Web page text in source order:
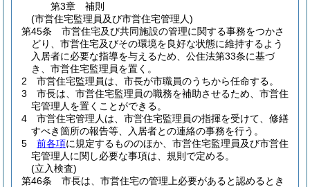
第3章
補則
(市営住宅監理員及び市営住宅管理人)
第45条
市営住宅及び共同施設の管理に関する事務をつかさ
どり、市営住宅及びその環境を良好な状態に維持するよう
入居者に必要な指導を与えるため、公住法第33条に基づ
き、市営住宅監理員を置く。
2
市営住宅監理員は、市長が市職員のうちから任命する。
3
市長は、市営住宅監理員の職務を補助させるため、市営住
宅管理人を置くことができる。
4
市営住宅管理人は、市営住宅監理員の指揮を受けて、修繕
すべき箇所の報告等、入居者との連絡の事務を行う。
5
前各項に規定するもののほか、市営住宅監理員及び市営住
宅管理人に関し必要な事項は、規則で定める。
(立入検査)
第46条
市長は、市営住宅の管理上必要があると認めるとき